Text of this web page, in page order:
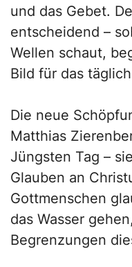
und das Gebet.
entscheidend –
Wellen schaut,
Bild für das
Die neue
Matthias
Jüngsten Tag –
Glauben an
Gottmenschen
das Wasser
Begrenzungen